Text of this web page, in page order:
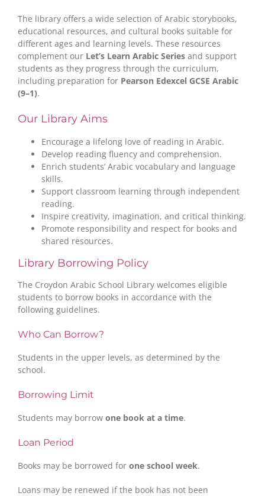
The library offers a wide selection of Arabic storybooks,
educational resources, and cultural books suitable for
different ages and learning levels. These resources
complement our Let’s Learn Arabic Series and support
students as they progress through the curriculum,
including preparation for Pearson Edexcel GCSE Arabic
(9–1).
Our Library Aims
Encourage a lifelong love of reading in Arabic.
Develop reading fluency and comprehension.
Enrich students’ Arabic vocabulary and language
skills.
Support classroom learning through independent
reading.
Inspire creativity, imagination, and critical thinking.
Promote responsibility and respect for books and
shared resources.
Library Borrowing Policy
The Croydon Arabic School Library welcomes eligible
students to borrow books in accordance with the
following guidelines.
Who Can Borrow?
Students in the upper levels, as determined by the
school.
Borrowing Limit
Students may borrow one book at a time.
Loan Period
Books may be borrowed for one school week.
Loans may be renewed if the book has not been